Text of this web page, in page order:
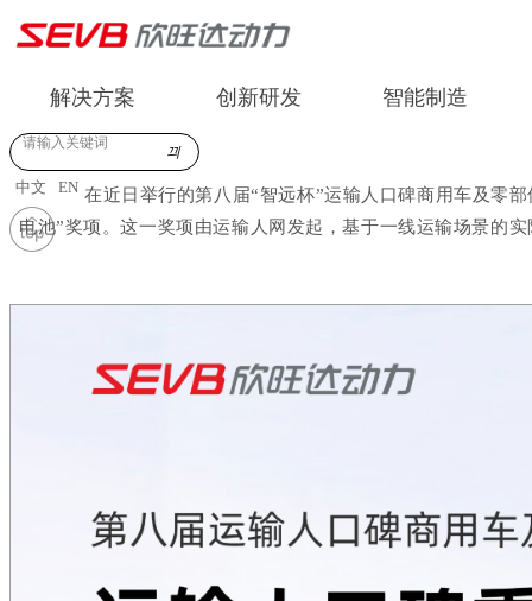
解决方案 创新研发 智能制造
끠
中文 EN 在近日举行的第八届“智远杯”运输人口碑商用车及零
电池”奖项。这一奖项由运输人网发起，基于一线运输场景的